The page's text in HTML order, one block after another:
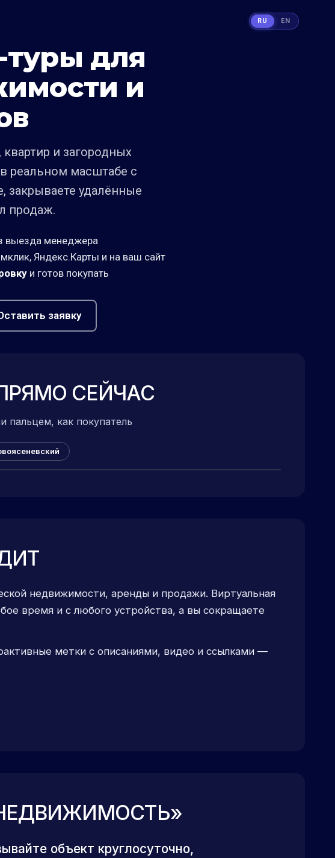
туры для
и
и загородных
реальном масштабе с
закрываете удалённые
продаж.
выезда менеджера
Яндекс.Карты и на ваш сайт
и готов покупать
заявку
СЕЙЧАС
как покупатель
недвижимости, аренды и продажи. Виртуальная
время и с любого устройства, а вы сокращаете
метки с описаниями, видео и ссылками —
объект круглосуточно,
RU EN